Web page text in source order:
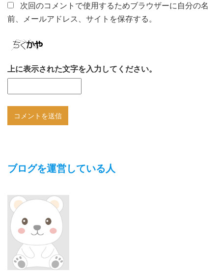
次回のコメントで使用するためブラウザーに自分の名
前、メールアドレス、サイトを保存する。
上に表示された文字を入力してください。
ブログを運営している人